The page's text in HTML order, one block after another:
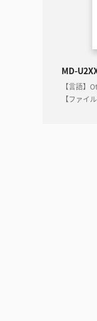
MD-
【言語】
【ファイ